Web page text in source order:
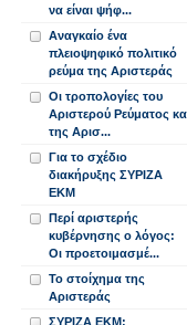
να είναι ψήφ...
Αναγκαίο ένα
πλειοψηφικό πολιτικό
ρεύμα της Αριστεράς
Οι τροπολογίες του
Αριστερού Ρεύματος
της Αρισ...
Για το σχέδιο
διακήρυξης ΣΥΡΙΖΑ
ΕΚΜ
Περί αριστερής
κυβέρνησης ο λόγος:
Οι προετοιμασμέ...
Το στοίχημα της
Αριστεράς
ΣΥΡΙΖΑ ΕΚΜ: